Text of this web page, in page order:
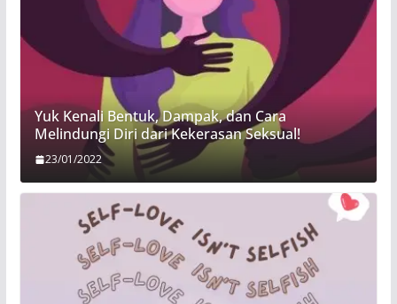
Yuk Kenali Bentuk, Dampak, dan Cara
Melindungi Diri dari Kekerasan Seksual!
23/01/2022